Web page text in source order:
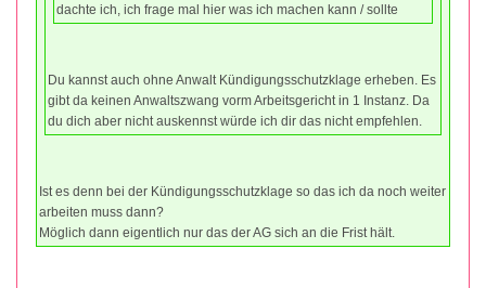
dachte ich, ich frage mal hier was ich machen kann / sollte
Du kannst auch ohne Anwalt Kündigungsschutzklage erheben. Es
gibt da keinen Anwaltszwang vorm Arbeitsgericht in 1 Instanz. Da
du dich aber nicht auskennst würde ich dir das nicht empfehlen.
Ist es denn bei der Kündigungsschutzklage so das ich da noch weiter
arbeiten muss dann?
Möglich dann eigentlich nur das der AG sich an die Frist hält.